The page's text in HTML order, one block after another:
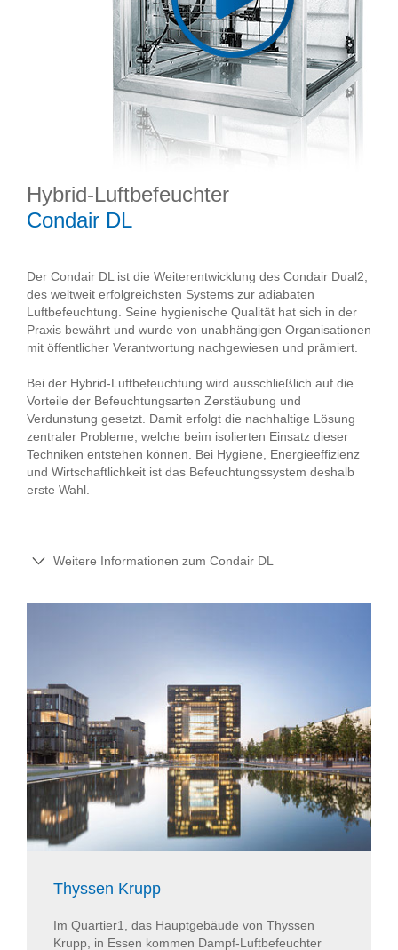
Hybrid-Luftbefeuchter
Condair DL
Der Condair DL ist die Weiterentwicklung des Condair Dual2,
des weltweit erfolgreichsten Systems zur adiabaten
Luftbefeuchtung. Seine hygienische Qualität hat sich in der
Praxis bewährt und wurde von unabhängigen Organisationen
mit öffentlicher Verantwortung nachgewiesen und prämiert.
Bei der Hybrid-Luftbefeuchtung wird ausschließlich auf die
Vorteile der Befeuchtungsarten Zerstäubung und
Verdunstung gesetzt. Damit erfolgt die nachhaltige Lösung
zentraler Probleme, welche beim isolierten Einsatz dieser
Techniken entstehen können. Bei Hygiene, Energieeffizienz
und Wirtschaftlichkeit ist das Befeuchtungssystem deshalb
erste Wahl.
Weitere Informationen zum Condair DL
Thyssen Krupp
Im Quartier1, das Hauptgebäude von Thyssen
Krupp, in Essen kommen Dampf-Luftbefeuchter